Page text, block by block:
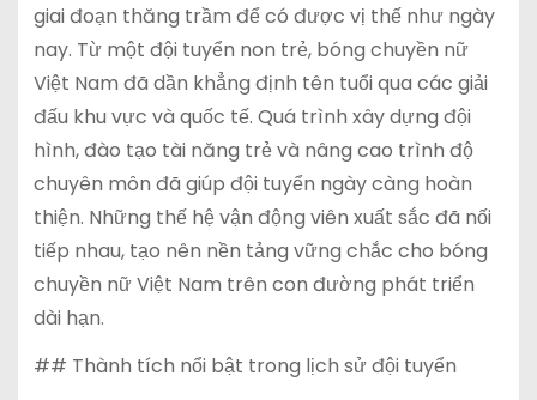
giai đoạn thăng trầm để có được vị thế như ngày
nay. Từ một đội tuyển non trẻ, bóng chuyền nữ
Việt Nam đã dần khẳng định tên tuổi qua các giải
đấu khu vực và quốc tế. Quá trình xây dựng đội
hình, đào tạo tài năng trẻ và nâng cao trình độ
chuyên môn đã giúp đội tuyển ngày càng hoàn
thiện. Những thế hệ vận động viên xuất sắc đã nối
tiếp nhau, tạo nên nền tảng vững chắc cho bóng
chuyền nữ Việt Nam trên con đường phát triển
dài hạn.
## Thành tích nổi bật trong lịch sử đội tuyển